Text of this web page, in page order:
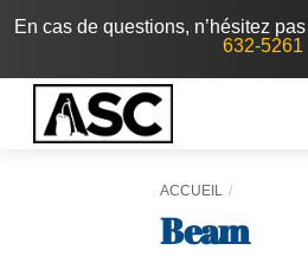
Skip
content
En cas de questions, n’hésitez
632-5261
ACCUEIL
Beam